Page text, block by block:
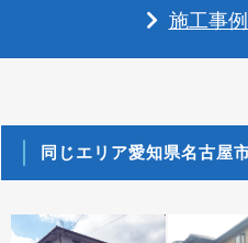
施工事
同じエリア愛知県名古屋